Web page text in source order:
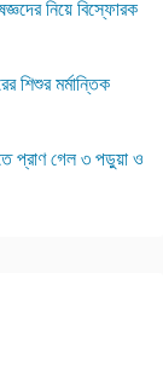
নিয়ে বিস্ফোরক
শিশুর মর্মান্তিক
প্রাণ গেল ৩ পড়ুয়া ও